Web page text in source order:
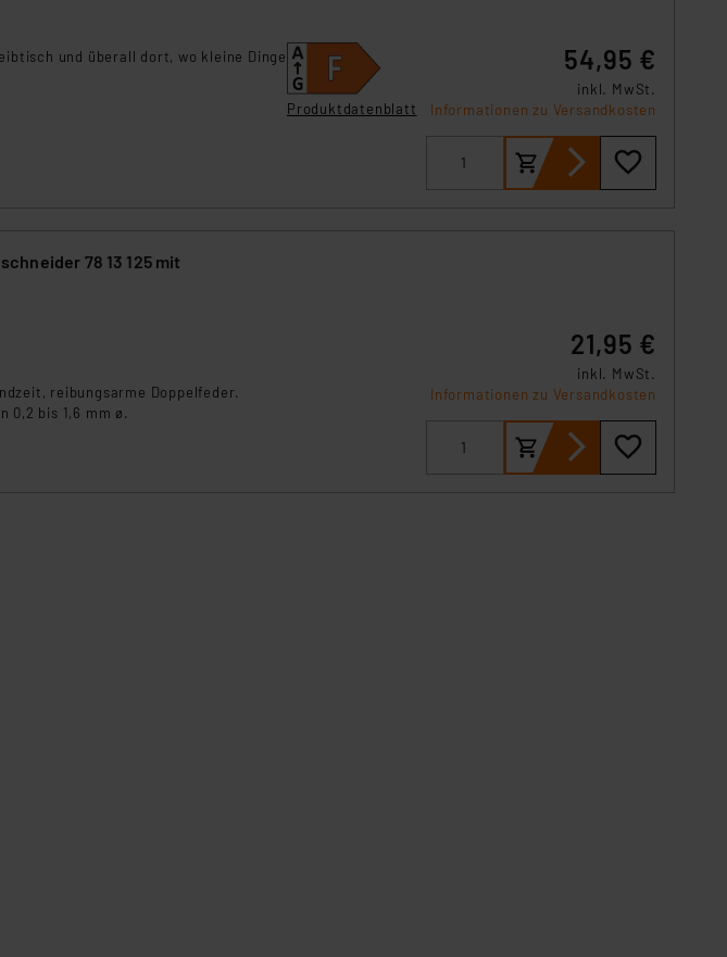
Klagemöglichkeiten für Europäer bestehen.
Standarddatenschutzklauseln der Europäischen
insbesondere der Art der übermittelten
und überall dort, wo kleine Dinge
Produktdatenblatt
54,95 €
inkl. MwSt.
Informationen zu Versandkosten
78 13 125 mit
reibungsarme Doppelfeder.
0,2 bis 1,6 mm ø.
21,95 €
inkl. MwSt.
Informationen zu Versandkosten